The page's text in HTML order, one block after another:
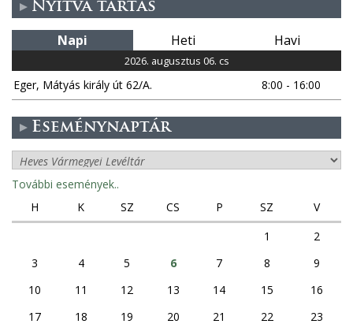
a
l
a
k
Nyitva tartás
Napi Heti Havi
2026. augusztus 06. cs
Eger, Mátyás király út 62/A. 8:00 - 16:00
Eseménynaptár
További események..
H
K SZ CS P SZ
V
1
2
3
4 5 6 7 8
9
10
11 12 13 14 15
16
17
18 19 20 21 22
23